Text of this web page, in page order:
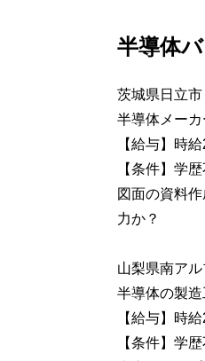
半導体
茨城県日立市
半導体メー
【給与】時
【条件】学
図面の資料
力か？
山梨県南ア
半導体の製
【給与】時
【条件】学